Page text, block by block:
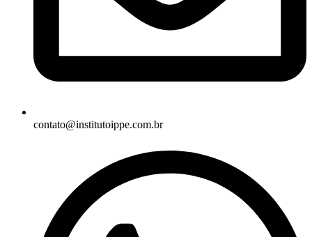
contato@institutoippe.com.br